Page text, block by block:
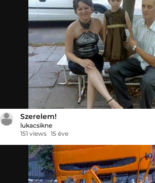
Szerelem!
lukacsikne
151 views 15 éve